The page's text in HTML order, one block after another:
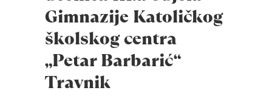
Gimnazije Katoličkog
školskog centra
„Petar Barbarić“
Travnik